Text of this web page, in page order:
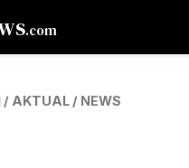
.com
/ AKTUAL / NEWS